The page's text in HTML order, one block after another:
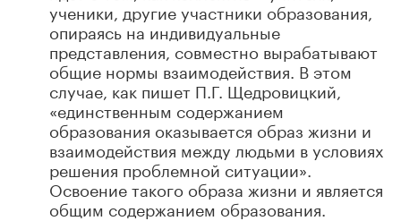
ученики, другие участники образования,
опираясь на индивидуальные
представления, совместно вырабатывают
общие нормы взаимодействия. В этом
случае, как пишет П.Г. Щедровицкий,
«единственным содержанием
образования оказывается образ жизни и
взаимодействия между людьми в условиях
решения проблемной ситуации».
Освоение такого образа жизни и является
общим содержанием образования.